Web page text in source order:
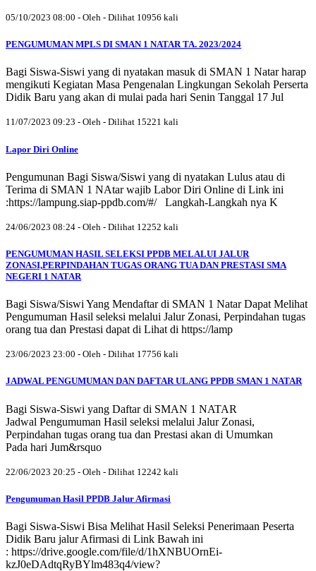
05/10/2023 08:00 - Oleh - Dilihat 10956 kali
PENGUMUMAN MPLS DI SMAN 1 NATAR TA. 2023/2024
Bagi Siswa-Siswi yang di nyatakan masuk di SMAN 1 Natar harap
mengikuti Kegiatan Masa Pengenalan Lingkungan Sekolah Perserta
Didik Baru yang akan di mulai pada hari Senin Tanggal 17 Jul
11/07/2023 09:23 - Oleh - Dilihat 15221 kali
Lapor Diri Online
Pengumunan Bagi Siswa/Siswi yang di nyatakan Lulus atau di
Terima di SMAN 1 NAtar wajib Labor Diri Online di Link ini
:https://lampung.siap-ppdb.com/#/ Langkah-Langkah nya K
24/06/2023 08:24 - Oleh - Dilihat 12252 kali
PENGUMUMAN HASIL SELEKSI PPDB MELALUI JALUR
ZONASI,PERPINDAHAN TUGAS ORANG TUA DAN PRESTASI SMA
NEGERI 1 NATAR
Bagi Siswa/Siswi Yang Mendaftar di SMAN 1 Natar Dapat Melihat
Pengumuman Hasil seleksi melalui Jalur Zonasi, Perpindahan tugas
orang tua dan Prestasi dapat di Lihat di https://lamp
23/06/2023 23:00 - Oleh - Dilihat 17756 kali
JADWAL PENGUMUMAN DAN DAFTAR ULANG PPDB SMAN 1 NATAR
Bagi Siswa-Siswi yang Daftar di SMAN 1 NATAR
Jadwal Pengumuman Hasil seleksi melalui Jalur Zonasi,
Perpindahan tugas orang tua dan Prestasi akan di Umumkan
Pada hari Jum&rsquo
22/06/2023 20:25 - Oleh - Dilihat 12242 kali
Pengumuman Hasil PPDB Jalur Afirmasi
Bagi Siswa-Siswi Bisa Melihat Hasil Seleksi Penerimaan Peserta
Didik Baru jalur Afirmasi di Link Bawah ini
: https://drive.google.com/file/d/1hXNBUOrnEi-
kzJ0eDAdtqRyBYlm483q4/view?